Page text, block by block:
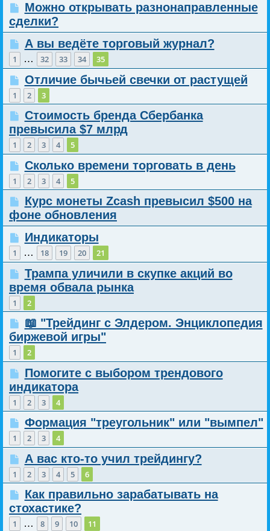
Можно открывать разнонаправленные
сделки?
А вы ведёте торговый журнал?
1 … 32 33 34 35
Отличие бычьей свечки от растущей
1 2 3
Стоимость бренда Сбербанка
превысила $7 млрд
1 2 3 4 5
Сколько времени торговать в день
1 2 3 4 5
Курс монеты Zcash превысил $500 на
фоне обновления
Индикаторы
1 … 18 19 20 21
Трампа уличили в скупке акций во
время обвала рынка
1 2
📖 "Трейдинг с Элдером. Энциклопедия
биржевой игры"
1 2
Помогите с выбором трендового
индикатора
1 2 3 4
Формация "треугольник" или "вымпел"
1 2 3 4
А вас кто-то учил трейдингу?
1 2 3 4 5 6
Как правильно зарабатывать на
стохастике?
1 … 8 9 10 11